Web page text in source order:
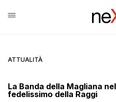
ATTUALITÀ
La Banda della Magliana
fedelissimo della Raggi